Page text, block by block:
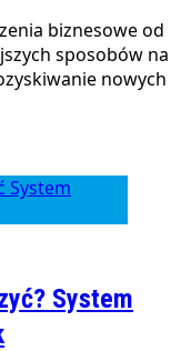
biznesowe od
sposobów na
nowych
System